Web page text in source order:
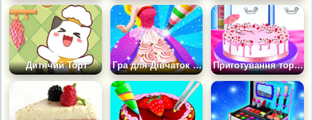
Дитячий Торт Гра для Дівчаток 5 Років: Приготування торта Приготування торта з квітучою вишнею